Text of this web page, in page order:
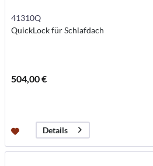
41310Q
QuickLock für Schlafdach
504,00 €
Details